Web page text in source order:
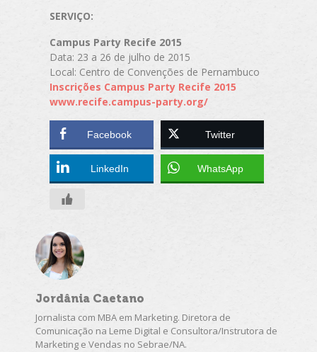
SERVIÇO:
Campus Party Recife 2015
Data: 23 a 26 de julho de 2015
Local: Centro de Convenções de Pernambuco
Inscrições Campus Party Recife 2015
www.recife.campus-party.org/
Facebook Twitter
LinkedIn WhatsApp
Jordânia Caetano
Jornalista com MBA em Marketing. Diretora de
Comunicação na Leme Digital e Consultora/Instrutora de
Marketing e Vendas no Sebrae/NA.